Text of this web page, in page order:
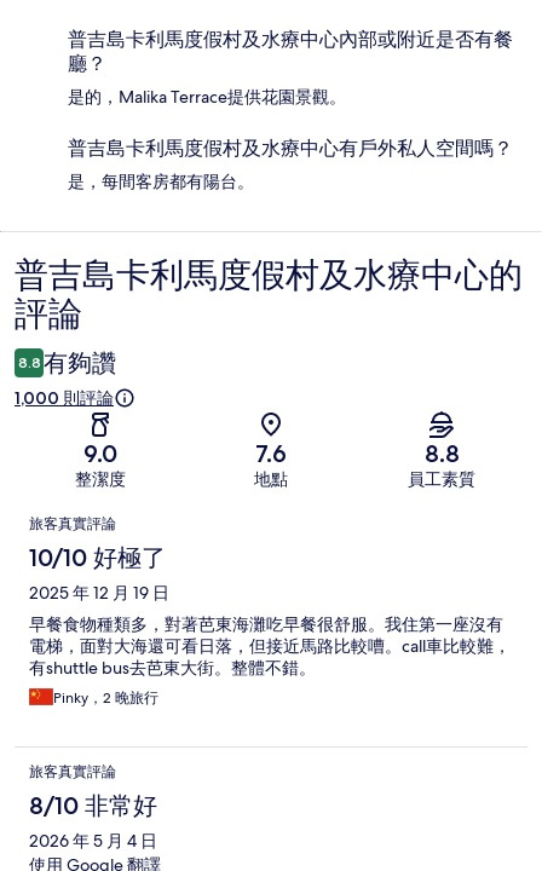
普吉島卡利馬度假村及水療中心內部或附近是否有餐
廳？
是的，Malika Terrace提供花園景觀。
普吉島卡利馬度假村及水療中心有戶外私人空間嗎？
是，每間客房都有陽台。
評
論
普吉島卡利馬度假村及水療中心的
評論
8.8 有夠讚
1,000 則評論
9.0
整潔度
7.6
地點
8.8
員工素質
評
論
旅客真實評論
10/10 好極了
2025 年 12 月 19 日
早餐食物種類多，對著芭東海灘吃早餐很舒服。我住第一座沒有
電梯，面對大海還可看日落，但接近馬路比較嘈。call車比較難，
有shuttle bus去芭東大街。整體不錯。
Pinky，2 晚旅行
旅客真實評論
8/10 非常好
2026 年 5 月 4 日
使用 Google 翻譯